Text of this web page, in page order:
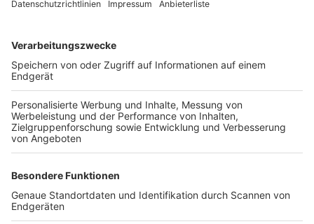
TOP-VEREINE
TOP-PARTNER